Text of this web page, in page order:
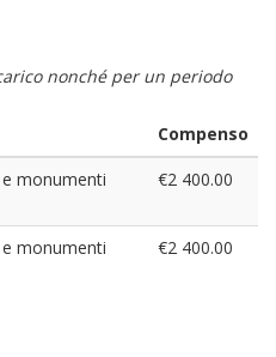
nonché per un periodo
Compenso
monumenti
€2 400.00
monumenti
€2 400.00